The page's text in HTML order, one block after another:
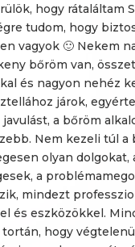
tisztito
nagyon kellemes
nagyon kedves,
var rad es a 1,5 oras
elegedett
Szabó Noémi